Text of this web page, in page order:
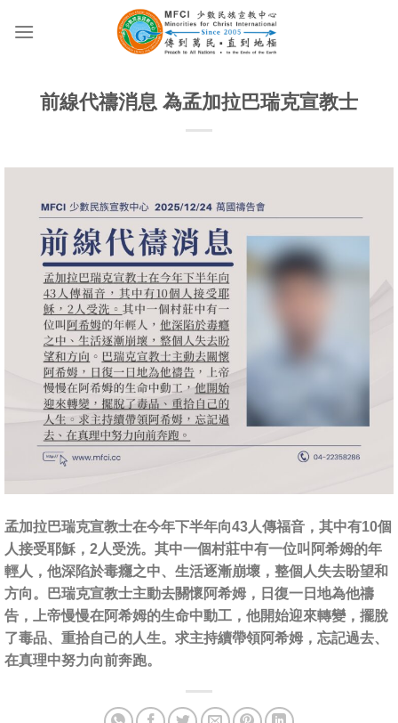
前線代禱消息 為孟加拉巴瑞克宣教士
孟加拉巴瑞克宣教士在今年下半年向43人傳福音，其中有10個
人接受耶穌，2人受洗。其中一個村莊中有一位叫阿希姆的年
輕人，他深陷於毒癮之中、生活逐漸崩壞，整個人失去盼望和
方向。巴瑞克宣教士主動去關懷阿希姆，日復一日地為他禱
告，上帝慢慢在阿希姆的生命中動工，他開始迎來轉變，擺脫
了毒品、重拾自己的人生。求主持續帶領阿希姆，忘記過去、
在真理中努力向前奔跑。